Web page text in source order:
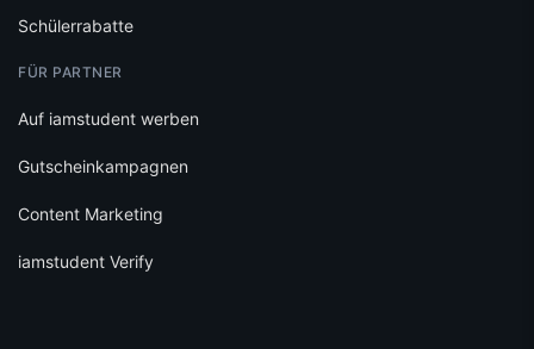
Schülerrabatte
FÜR PARTNER
Auf iamstudent werben
Gutscheinkampagnen
Content Marketing
iamstudent Verify